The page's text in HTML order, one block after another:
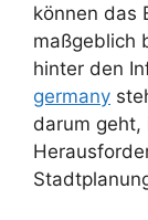
können das
maßgeblich
hinter den
germany
darum geht,